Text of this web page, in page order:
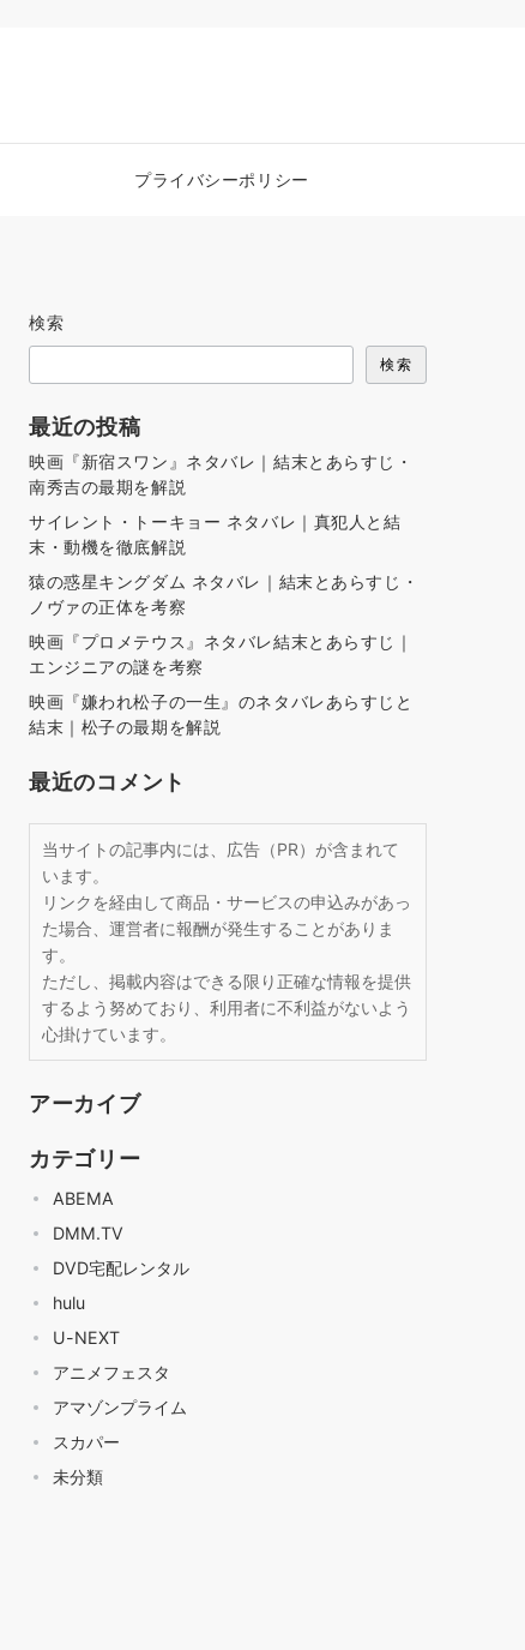
プライバシーポリシー
検索
検索
最近の投稿
映画『新宿スワン』ネタバレ｜結末とあらすじ・
南秀吉の最期を解説
サイレント・トーキョー ネタバレ｜真犯人と結
末・動機を徹底解説
猿の惑星キングダム ネタバレ｜結末とあらすじ・
ノヴァの正体を考察
映画『プロメテウス』ネタバレ結末とあらすじ｜
エンジニアの謎を考察
映画『嫌われ松子の一生』のネタバレあらすじと
結末｜松子の最期を解説
最近のコメント
当サイトの記事内には、広告（PR）が含まれて
います。
リンクを経由して商品・サービスの申込みがあっ
た場合、運営者に報酬が発生することがありま
す。
ただし、掲載内容はできる限り正確な情報を提供
するよう努めており、利用者に不利益がないよう
心掛けています。
アーカイブ
カテゴリー
ABEMA
DMM.TV
DVD宅配レンタル
hulu
U-NEXT
アニメフェスタ
アマゾンプライム
スカパー
未分類